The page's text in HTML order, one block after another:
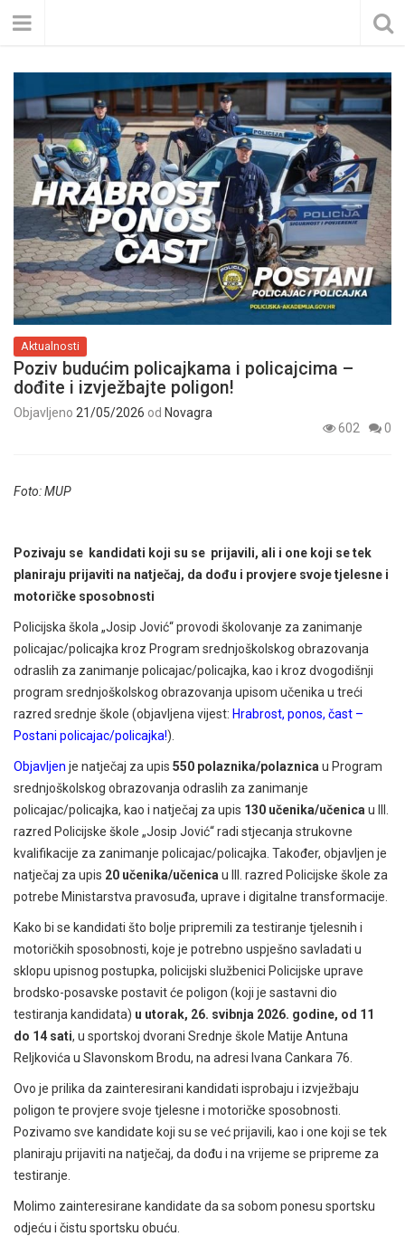
Aktualnosti
Poziv budućim policajkama i policajcima –
dođite i izvježbajte poligon!
Objavljeno 21/05/2026 od Novagra
602
0
Foto: MUP
Pozivaju se kandidati koji su se prijavili, ali i one koji se tek
planiraju prijaviti na natječaj, da dođu i provjere svoje tjelesne i
motoričke sposobnosti
Policijska škola „Josip Jović“ provodi školovanje za zanimanje
policajac/policajka kroz Program srednjoškolskog obrazovanja
odraslih za zanimanje policajac/policajka, kao i kroz dvogodišnji
program srednjoškolskog obrazovanja upisom učenika u treći
razred srednje škole (objavljena vijest: Hrabrost, ponos, čast –
Postani policajac/policajka!).
Objavljen je natječaj za upis 550 polaznika/polaznica u Program
srednjoškolskog obrazovanja odraslih za zanimanje
policajac/policajka, kao i natječaj za upis 130 učenika/učenica u III.
razred Policijske škole „Josip Jović“ radi stjecanja strukovne
kvalifikacije za zanimanje policajac/policajka. Također, objavljen je
natječaj za upis 20 učenika/učenica u III. razred Policijske škole za
potrebe Ministarstva pravosuđa, uprave i digitalne transformacije.
Kako bi se kandidati što bolje pripremili za testiranje tjelesnih i
motoričkih sposobnosti, koje je potrebno uspješno savladati u
sklopu upisnog postupka, policijski službenici Policijske uprave
brodsko-posavske postavit će poligon (koji je sastavni dio
testiranja kandidata) u utorak, 26. svibnja 2026. godine, od 11
do 14 sati, u sportskoj dvorani Srednje škole Matije Antuna
Reljkovića u Slavonskom Brodu, na adresi Ivana Cankara 76.
Ovo je prilika da zainteresirani kandidati isprobaju i izvježbaju
poligon te provjere svoje tjelesne i motoričke sposobnosti.
Pozivamo sve kandidate koji su se već prijavili, kao i one koji se tek
planiraju prijaviti na natječaj, da dođu i na vrijeme se pripreme za
testiranje.
Molimo zainteresirane kandidate da sa sobom ponesu sportsku
odjeću i čistu sportsku obuću.